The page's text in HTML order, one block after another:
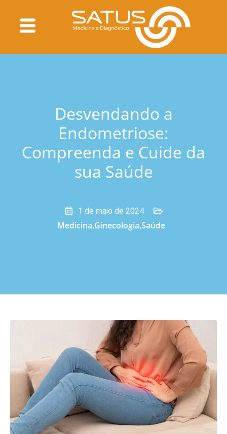
Desvendando a
Endometriose:
Compreenda e Cuide da
sua Saúde
1 de maio de 2024
Medicina,Ginecologia,Saúde